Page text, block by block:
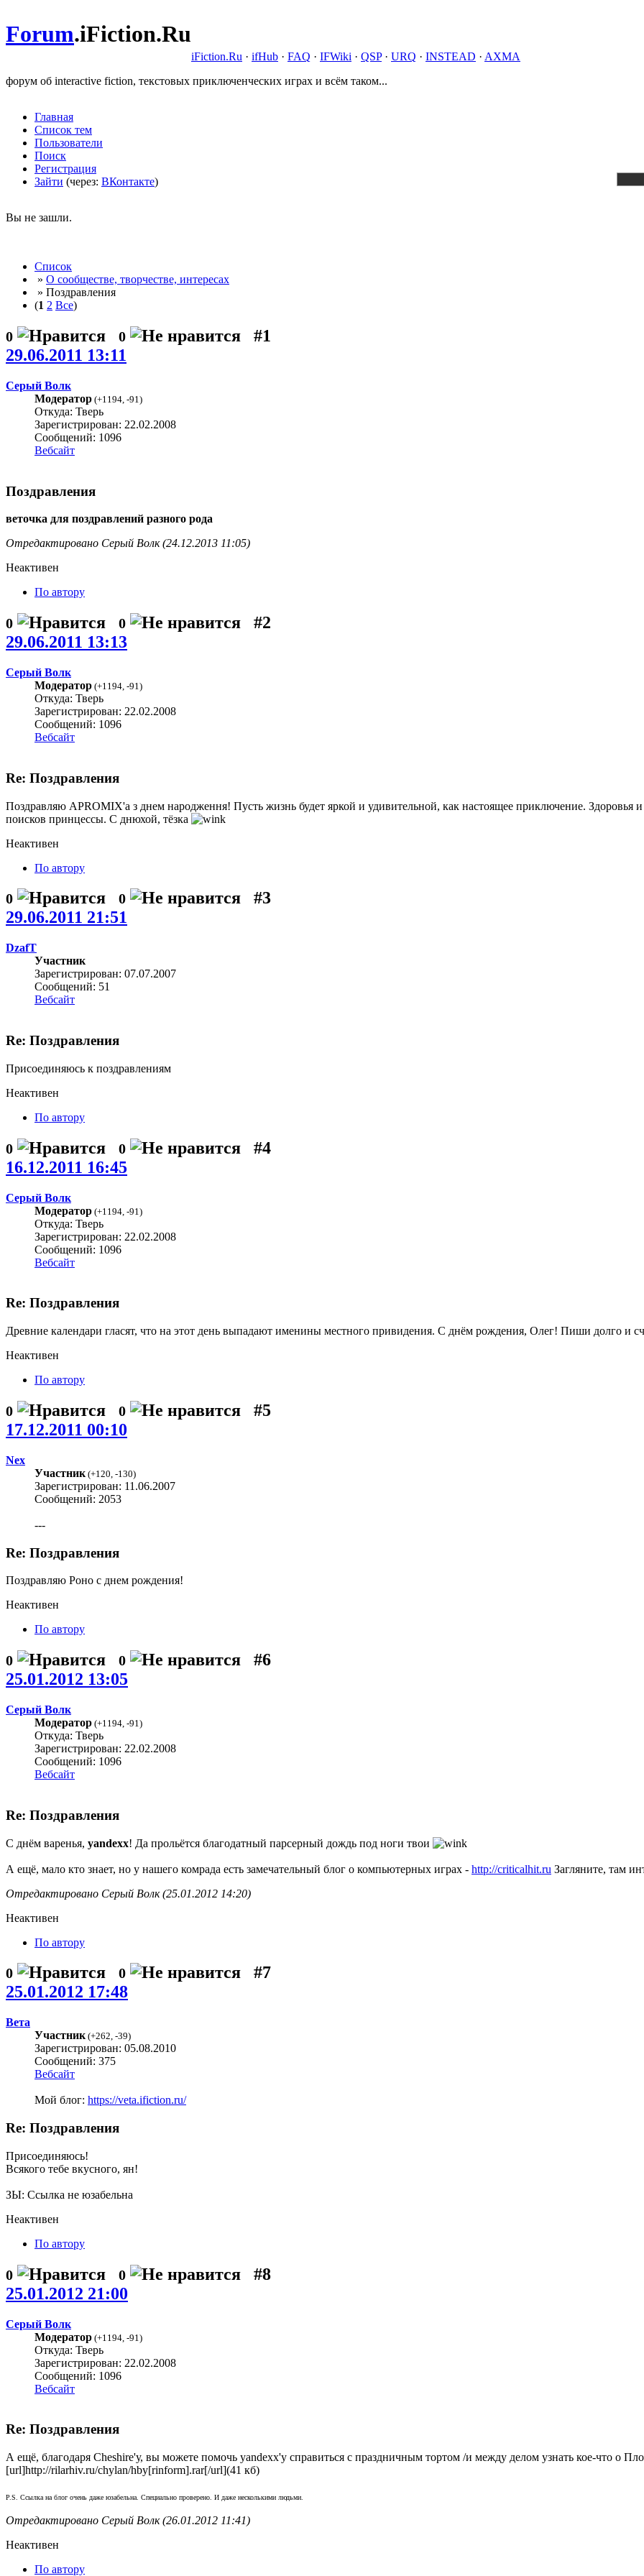
Forum.iFiction.Ru
iFiction.Ru · ifHub · FAQ · IFWiki · QSP· URQ · INSTEAD · AXMA
форум об interactive fiction, текстовых приключенческих играх и всём таком...
Главная
Список тем
Пользователи
Поиск
Регистрация
Зайти (через: ВКонтакте)
Вы не зашли.
Список
» О сообществе, творчестве, интересах
» Поздравления
(1 2 Все)
0 0
#1
29.06.2011 13:11
Серый Волк
Модератор (+1194 -91 )
Откуда: Тверь
Зарегистрирован: 22.02.2008
Сообщений: 1096
Вебсайт
Поздравления
веточка для поздравлений разного рода
Отредактировано Серый Волк (24.12.2013 11:05)
Неактивен
По автору
0 0
#2
29.06.2011 13:13
Серый Волк
Модератор (+1194, -91)
Откуда: Тверь
Зарегистрирован: 22.02.2008
Сообщений: 1096
Вебсайт
Re: Поздравления
Поздравляю APROMIX'а з днем народження! Пусть жизнь будет яркой и удивительной, как настоящее приключение.
поисков принцессы. С днюхой, тёзка
Неактивен
По автору
0 0
#3
29.06.2011 21:51
DzafT
Участник
Зарегистрирован: 07.07.2007
Сообщений: 51
Вебсайт
Re: Поздравления
Присоединяюсь к поздравлениям
Неактивен
По автору
0 0
#4
16.12.2011 16:45
Серый Волк
Модератор (+1194 -91 )
Откуда: Тверь
Зарегистрирован: 22.02.2008
Сообщений: 1096
Вебсайт
Re: Поздравления
Древние календари гласят, что на этот день выпадают именины местного привидения. С днём рождения, Олег! Пиши долго и
Неактивен
По автору
0 0
#5
17.12.2011 00:10
Nex
Участник (+120 -130)
Зарегистрирован: 11.06.2007
Сообщений: 2053
---
Re: Поздравления
Поздравляю Роно с днем рождения!
Неактивен
По автору
0 0
#6
25.01.2012 13:05
Серый Волк
Модератор (+1194, -91)
Откуда: Тверь
Зарегистрирован: 22.02.2008
Сообщений: 1096
Вебсайт
Re: Поздравления
С днём варенья, yandexx! Да прольётся благодатный парсерный дождь под ноги твои
А ещё, мало кто знает, но у нашего комрада есть замечательный блог о компьютерных играх - http://criticalhit.ru Загляните, там
Отредактировано Серый Волк (25.01.2012 14:20)
Неактивен
По автору
0 0
#7
25.01.2012 17:48
Вета
Участник(+262, -39)
Зарегистрирован: 05.08.2010
Сообщений: 375
Вебсайт
Мой блог: https://veta.ifiction.ru/
Re: Поздравления
Присоединяюсь!
Всякого тебе вкусного, ян!
ЗЫ: Ссылка не юзабельна
Неактивен
По автору
0 0
#8
25.01.2012 21:00
Серый Волк
Модератор (+1194 -91 )
Откуда: Тверь
Зарегистрирован: 22.02.2008
Сообщений: 1096
Вебсайт
Re: Поздравления
А ещё, благодаря Cheshire'у, вы можете помочь yandexx'у справиться с праздничным тортом /и между делом узнать кое-что о
[url]http://rilarhiv.ru/chylan/hby[rinform].rar[/url](41 кб)
P.S. Ссылка на блог очень даже юзабельна. Специально проверено. И даже несколькими людьми.
Отредактировано Серый Волк (26.01.2012 11:41)
Неактивен
По автору